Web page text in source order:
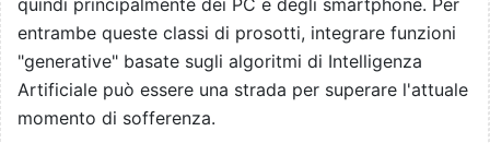
quindi principalmente dei PC e degli smartphone. Per
entrambe queste classi di prosotti, integrare funzioni
"generative" basate sugli algoritmi di Intelligenza
Artificiale può essere una strada per superare l'attuale
momento di sofferenza.